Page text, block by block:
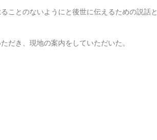
ことのないようにと後世に伝えるための説話と
だき、現地の案内をしていただいた。